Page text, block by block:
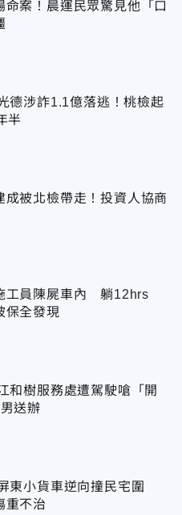
命案！晨運民眾驚見他「口
德涉詐1.1億落逃！桃檢起
半
成被北檢帶走！投資人協商
工員陳屍車內 躺12hrs
保全發現
和樹服務處遭駕駛嗆「開
送辦
東小貨車逆向撞民宅圍
不治